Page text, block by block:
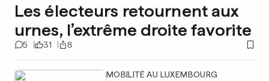
Les électeurs retournent aux
urnes, l’extrême droite favorite
5 31 8
MOBILITÉ AU LUXEMBOURG